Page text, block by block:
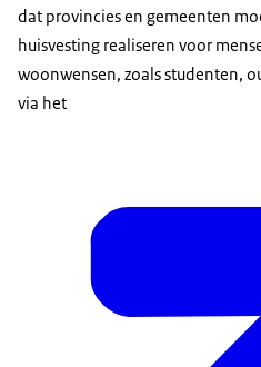
dat provincies en gemeenten
huisvesting realiseren voor
woonwensen, zoals studenten,
via het